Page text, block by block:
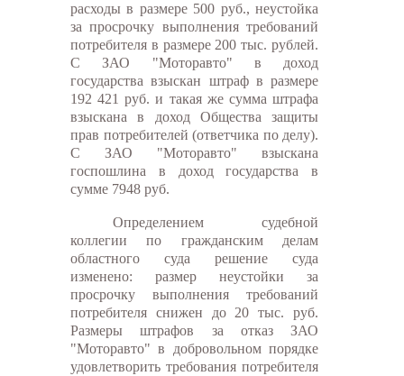
расходы в размере 500 руб., неустойка
за просрочку выполнения требований
потребителя в размере 200 тыс. рублей.
С ЗАО "Моторавто" в доход
государства взыскан штраф в размере
192 421 руб. и такая же сумма штрафа
взыскана в доход Общества защиты
прав потребителей (ответчика по делу).
С ЗАО "Моторавто" взыскана
госпошлина в доход государства в
сумме 7948 руб.
Определением судебной
коллегии по гражданским делам
областного суда решение суда
изменено: размер неустойки за
просрочку выполнения требований
потребителя снижен до 20 тыс. руб.
Размеры штрафов за отказ ЗАО
"Моторавто" в добровольном порядке
удовлетворить требования потребителя